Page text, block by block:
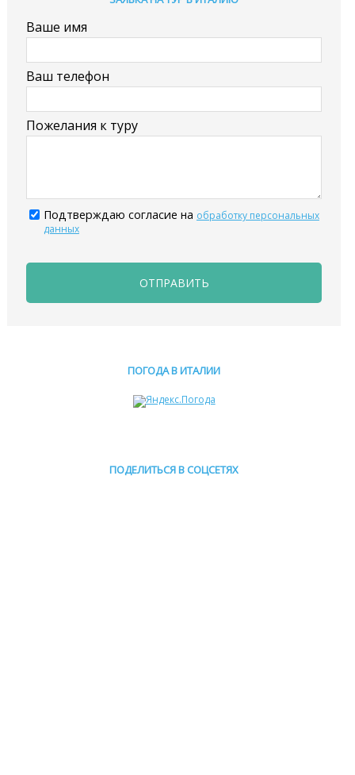
Ваше имя
Ваш телефон
Пожелания к туру
Подтверждаю согласие на обработку персональных
данных
ОТПРАВИТЬ
ПОГОДА В ИТАЛИИ
ПОДЕЛИТЬСЯ В СОЦСЕТЯХ